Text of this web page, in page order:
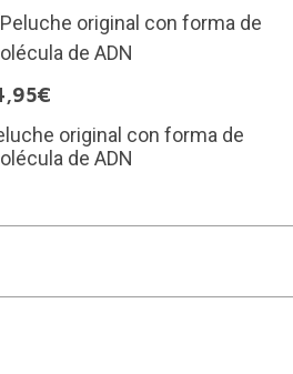
original con forma de
de ADN